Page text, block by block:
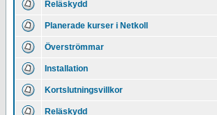
Reläskydd
Planerade kurser i Netkoll
Överströmmar
Installation
Kortslutningsvillkor
Reläskydd